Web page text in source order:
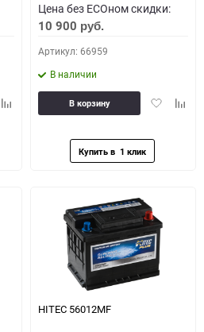
Добавить
Цена без ECOном скидки:
10 900 руб.
Артикул: 66959
В наличии
Добавить
В корзину
HITEC 56012MF